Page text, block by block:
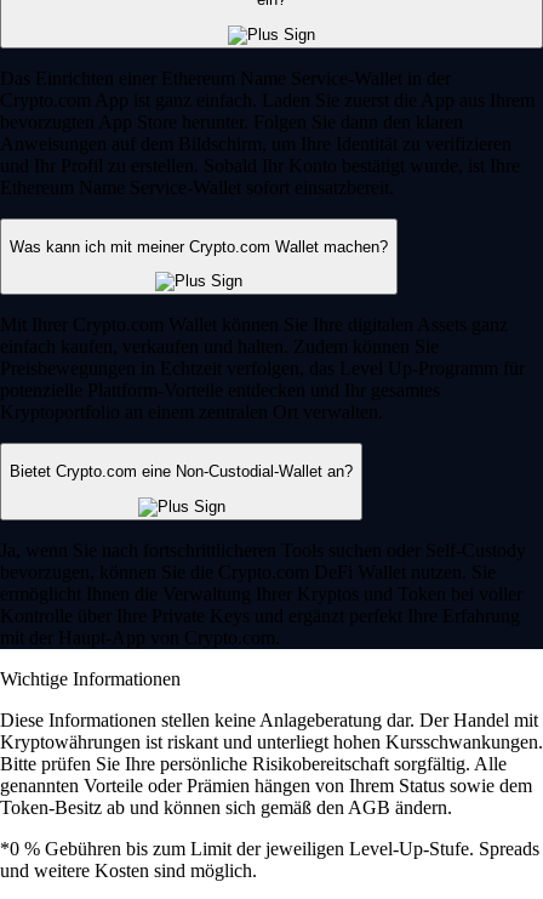
Das Einrichten einer Ethereum Name Service-Wallet in der
Crypto.com App ist ganz einfach. Laden Sie zuerst die App aus Ihrem
bevorzugten App Store herunter. Folgen Sie dann den klaren
Anweisungen auf dem Bildschirm, um Ihre Identität zu verifizieren
und Ihr Profil zu erstellen. Sobald Ihr Konto bestätigt wurde, ist Ihre
Ethereum Name Service-Wallet sofort einsatzbereit.
Was kann ich mit meiner Crypto.com Wallet machen?
Mit Ihrer Crypto.com Wallet können Sie Ihre digitalen Assets ganz
einfach kaufen, verkaufen und halten. Zudem können Sie
Preisbewegungen in Echtzeit verfolgen, das Level Up-Programm für
potenzielle Plattform-Vorteile entdecken und Ihr gesamtes
Kryptoportfolio an einem zentralen Ort verwalten.
Bietet Crypto.com eine Non-Custodial-Wallet an?
Ja, wenn Sie nach fortschrittlicheren Tools suchen oder Self-Custody
bevorzugen, können Sie die Crypto.com DeFi Wallet nutzen. Sie
ermöglicht Ihnen die Verwaltung Ihrer Kryptos und Token bei voller
Kontrolle über Ihre Private Keys und ergänzt perfekt Ihre Erfahrung
mit der Haupt-App von Crypto.com.
Wichtige Informationen
Diese Informationen stellen keine Anlageberatung dar. Der Handel mit
Kryptowährungen ist riskant und unterliegt hohen Kursschwankungen.
Bitte prüfen Sie Ihre persönliche Risikobereitschaft sorgfältig. Alle
genannten Vorteile oder Prämien hängen von Ihrem Status sowie dem
Token-Besitz ab und können sich gemäß den AGB ändern.
*0 % Gebühren bis zum Limit der jeweiligen Level-Up-Stufe. Spreads
und weitere Kosten sind möglich.